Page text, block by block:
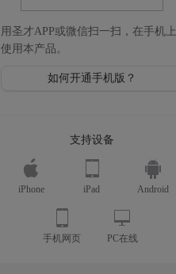
用圣才APP或微信扫一扫，在手机上
使用本产品。
如何开通手机版？
支持设备
iPhone iPad Android
手机网页 PC在线